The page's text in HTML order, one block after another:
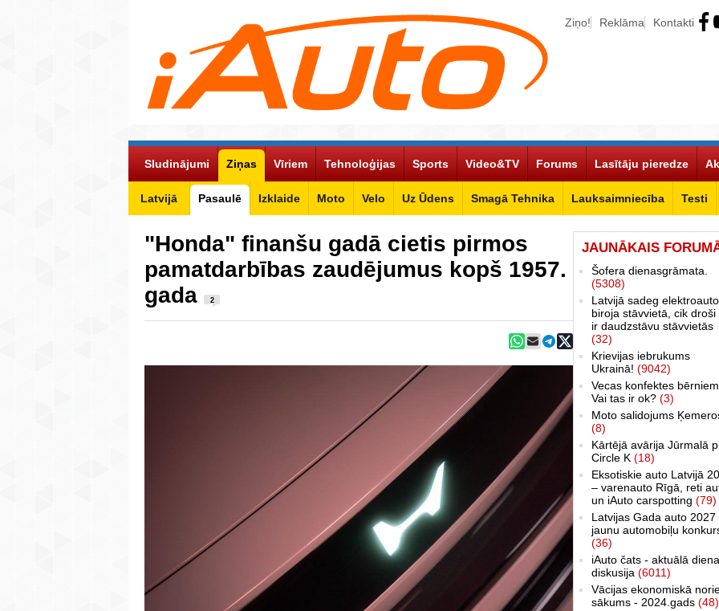
Ziņo! Reklāma Kontakti
Sludinājumi Ziņas
Latvijā Pasaulē Izklaide Moto Velo Uz Ūdens Smagā Tehnika Lauksaimniecība Testi
Vīriem Tehnoloģijas Sports Video&TV Forums Lasītāju pieredze
"Honda" finanšu gadā cietis pirmos
pamatdarbības zaudējumus kopš 1957.
gada
2
JAUNĀKAIS
Šofera dienasgrāmata.
(5308)
Latvijā sadeg elektroauto
biroja stāvvietā, cik droši
ir daudzstāvu stāvvietās
(32)
Krievijas iebrukums
Ukrainā! (9042)
Vecas konfektes
Vai tas ir ok? (3)
Moto salidojums
(8)
Kārtējā avārija Jūrmalā
Circle K (18)
Eksotiskie auto Latvijā
– varenauto Rīgā, reti
un iAuto carspotting (79)
Latvijas Gada auto 2027
jaunu automobiļu
(36)
iAuto čats - aktuālā
diskusija (6011)
Vācijas ekonomiskā
sākums - 2024.gads (48)